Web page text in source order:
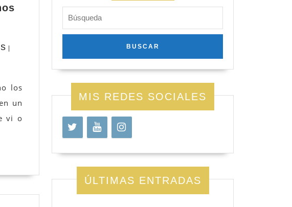
Mar
los
un
vi o
MIS REDES SOCIALES
ÚLTIMAS ENTRADAS